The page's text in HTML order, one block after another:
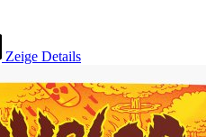
Zeige Details